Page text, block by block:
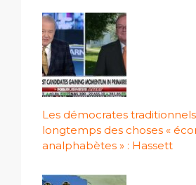
Les démocrates
longtemps des choses «
analphabètes » : Hassett